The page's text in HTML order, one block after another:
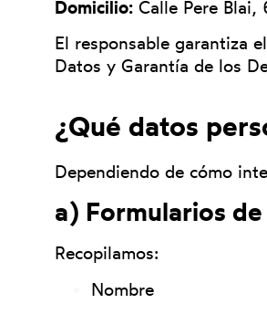
Domicilio: Calle Pere Blai,
El responsable garantiza
Datos y Garantía de los
¿Qué datos
Dependiendo de cómo
a) Formularios
Recopilamos:
Nombre